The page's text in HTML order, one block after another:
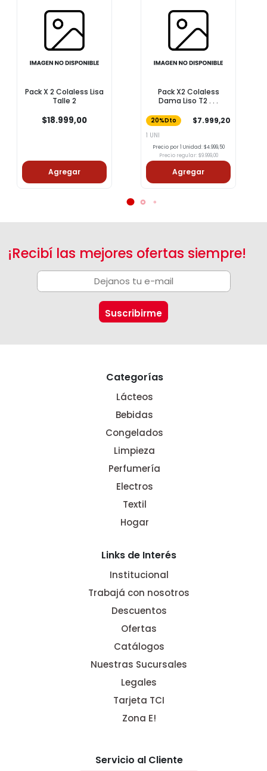
Pack X 2 Colaless Lisa
Talle 2
$18.999,00
Agregar
Pack X2 Colaless
Dama Liso T2 . . .
20%Dto $7.999,20
1 UNI
Precio por 1 Unidad: $4.999,50
Precio regular: $9.999,00
Agregar
¡Recibí las mejores ofertas siempre!
Categorías
Lácteos
Bebidas
Congelados
Limpieza
Perfumería
Electros
Textil
Hogar
Links de Interés
Institucional
Trabajá con nosotros
Descuentos
Ofertas
Catálogos
Nuestras Sucursales
Legales
Tarjeta TCI
Zona E!
Servicio al Cliente